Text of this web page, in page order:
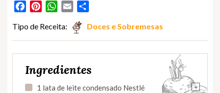
FacebookPinterestWhatsApp
Email
Tipo de Receita: Doces e Sobremesas
Ingredientes
+
1 lata de leite condensado Nestlé